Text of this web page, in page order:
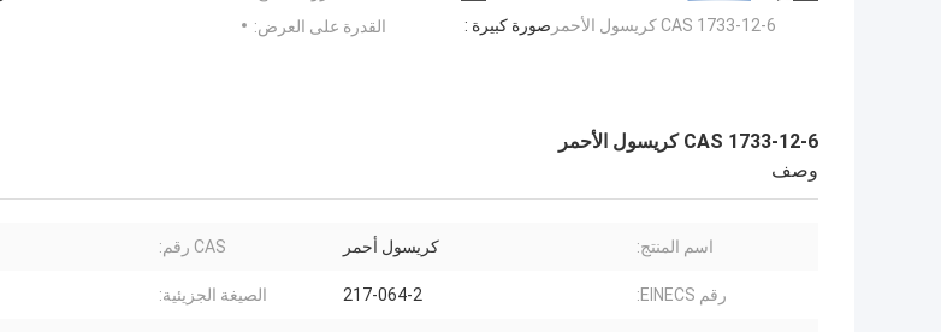
صورة كبيرة : CAS 1733-12-6 كريسول الأحمر
القدرة على العرض:
CAS 1733-12-6 كريسول الأحمر
وصف
اسم المنتج: كريسول أحمر CAS رقم:
رقم EINECS: 217-064-2 الصيغة الجزيئية: